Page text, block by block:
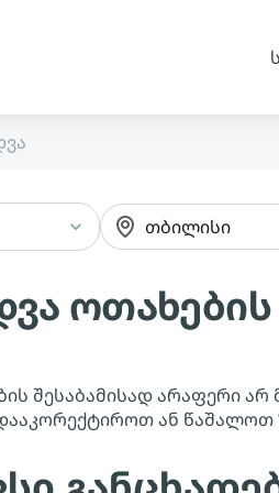
თბილისი
შესაბამისად არაფერი არ
ან